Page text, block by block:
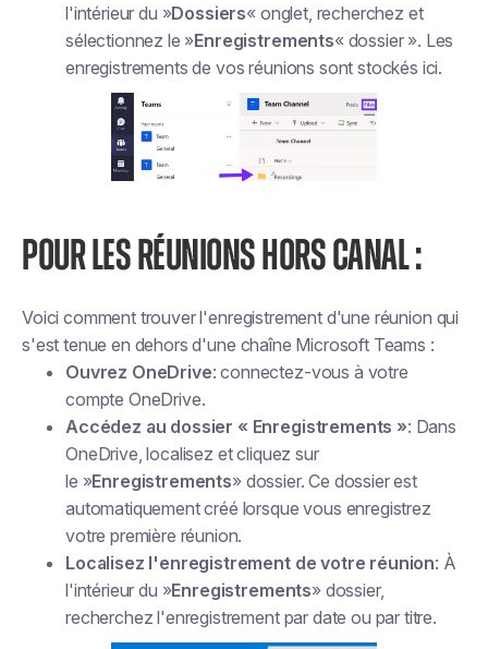
l'intérieur du »Dossiers« onglet, recherchez et
sélectionnez le »Enregistrements« dossier ». Les
enregistrements de vos réunions sont stockés ici.
POUR LES RÉUNIONS HORS CANAL :
Voici comment trouver l'enregistrement d'une réunion qui
s'est tenue en dehors d'une chaîne Microsoft Teams :
Ouvrez OneDrive: connectez-vous à votre
compte OneDrive.
Accédez au dossier « Enregistrements »: Dans
OneDrive, localisez et cliquez sur
le »Enregistrements» dossier. Ce dossier est
automatiquement créé lorsque vous enregistrez
votre première réunion.
Localisez l'enregistrement de votre réunion: À
l'intérieur du »Enregistrements» dossier,
recherchez l'enregistrement par date ou par titre.